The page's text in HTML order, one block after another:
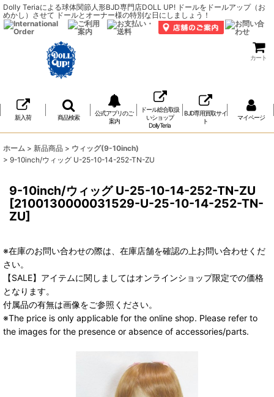
Dolly Teriaによる球体関節人形BJD専門店DOLL UP! ドールをドールアップ（お
めかし）させて ドールとオーナー様の特別な日にしましょう！
カート
新入荷 商品検索
公式アプリのご
案内
ドール総合取扱
いショップ
DollyTeria
BJD専用買取サイ
ト
マイページ
ホーム > 新品商品 > ウィッグ(9-10inch)
> 9-10inch/ウィッグ U-25-10-14-252-TN-ZU
9-10inch/ウィッグ U-25-10-14-252-TN-ZU
[2100130000031529-U-25-10-14-252-TN-
ZU]
※在庫のお問い合わせの際は、在庫店舗を確認の上お問い合わせくだ
さい。
【SALE】アイテムに関しましてはオンラインショップ限定での価格
となります。
付属品の有無は画像をご参照ください。
※The price is only applicable for the online shop. Please refer to
the images for the presence or absence of accessories/parts.